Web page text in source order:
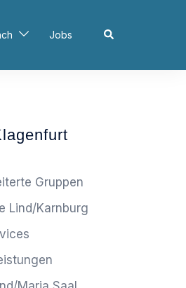
Jobs
Gruppen
Lind/Karnburg